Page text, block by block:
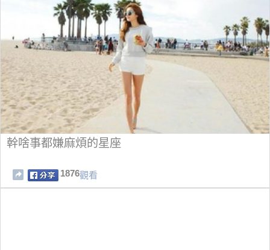
幹啥事都嫌麻煩的星座
1876觀看